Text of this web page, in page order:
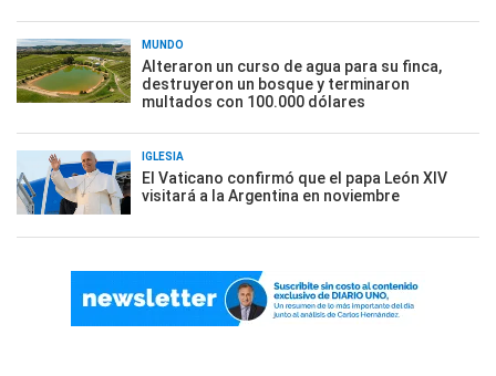
MUNDO
Alteraron un curso de agua para su finca,
destruyeron un bosque y terminaron
multados con 100.000 dólares
IGLESIA
El Vaticano confirmó que el papa León XIV
visitará a la Argentina en noviembre